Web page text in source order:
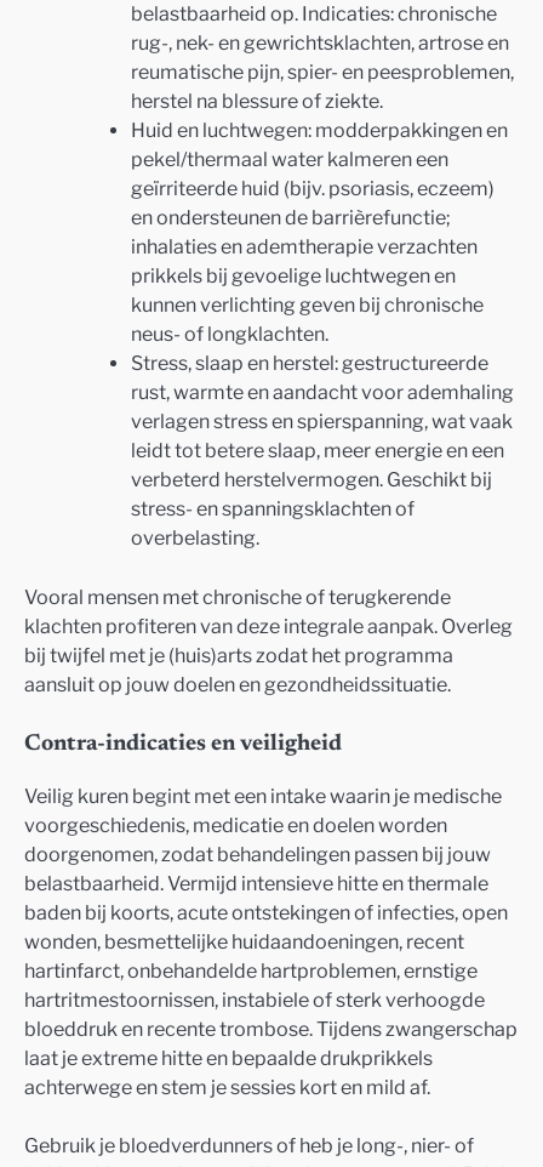
belastbaarheid op. Indicaties: chronische
rug-, nek- en gewrichtsklachten, artrose en
reumatische pijn, spier- en peesproblemen,
herstel na blessure of ziekte.
Huid en luchtwegen: modderpakkingen en
pekel/thermaal water kalmeren een
geïrriteerde huid (bijv. psoriasis, eczeem)
en ondersteunen de barrièrefunctie;
inhalaties en ademtherapie verzachten
prikkels bij gevoelige luchtwegen en
kunnen verlichting geven bij chronische
neus- of longklachten.
Stress, slaap en herstel: gestructureerde
rust, warmte en aandacht voor ademhaling
verlagen stress en spierspanning, wat vaak
leidt tot betere slaap, meer energie en een
verbeterd herstelvermogen. Geschikt bij
stress- en spanningsklachten of
overbelasting.
Vooral mensen met chronische of terugkerende
klachten profiteren van deze integrale aanpak. Overleg
bij twijfel met je (huis)arts zodat het programma
aansluit op jouw doelen en gezondheidssituatie.
Contra-indicaties en veiligheid
Veilig kuren begint met een intake waarin je medische
voorgeschiedenis, medicatie en doelen worden
doorgenomen, zodat behandelingen passen bij jouw
belastbaarheid. Vermijd intensieve hitte en thermale
baden bij koorts, acute ontstekingen of infecties, open
wonden, besmettelijke huidaandoeningen, recent
hartinfarct, onbehandelde hartproblemen, ernstige
hartritmestoornissen, instabiele of sterk verhoogde
bloeddruk en recente trombose. Tijdens zwangerschap
laat je extreme hitte en bepaalde drukprikkels
achterwege en stem je sessies kort en mild af.
Gebruik je bloedverdunners of heb je long-, nier- of